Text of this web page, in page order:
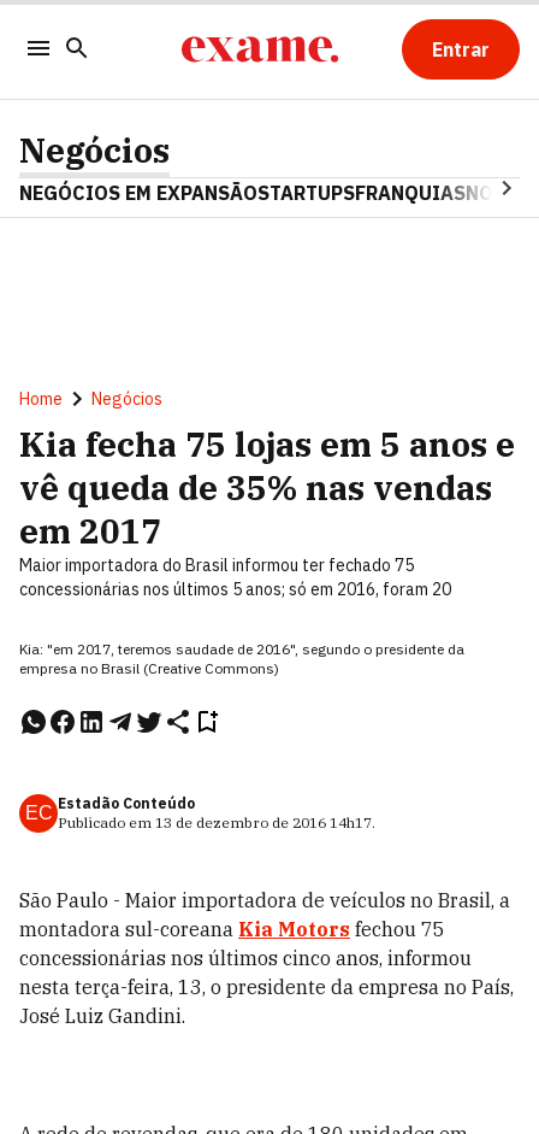
Entrar
Negócios
NEGÓCIOS EM EXPANSÃOSTARTUPSFRANQUIAS
Home Negócios
Kia fecha 75 lojas em 5 anos e
vê queda de 35% nas vendas
em 2017
Maior importadora do Brasil informou ter fechado 75
concessionárias nos últimos 5 anos; só em 2016, foram 20
Kia: "em 2017, teremos saudade de 2016", segundo o presidente da
empresa no Brasil (Creative Commons)
EC Estadão Conteúdo
Publicado em 13 de dezembro de 2016 14h17.
São Paulo - Maior importadora de veículos no Brasil, a
montadora sul-coreana Kia Motors fechou 75
concessionárias nos últimos cinco anos, informou
nesta terça-feira, 13, o presidente da empresa no País,
José Luiz Gandini.